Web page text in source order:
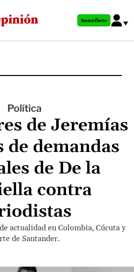
al
principal
Suscríbete
Política
de Jeremías
de demandas
de De la
contra
actualidad en Colombia, Cúcuta y
de Santander.